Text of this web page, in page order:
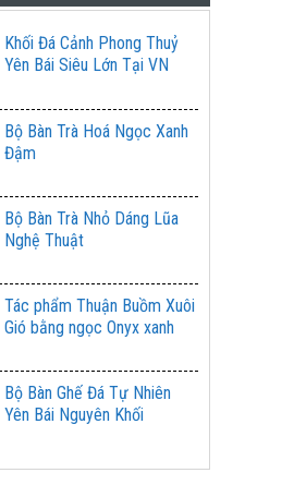
Khối Đá Cảnh Phong Thuỷ
Yên Bái Siêu Lớn Tại VN
Bộ Bàn Trà Hoá Ngọc Xanh
Đậm
Bộ Bàn Trà Nhỏ Dáng Lũa
Nghệ Thuật
Tác phẩm Thuận Buồm Xuôi
Gió bằng ngọc Onyx xanh
Bộ Bàn Ghế Đá Tự Nhiên
Yên Bái Nguyên Khối